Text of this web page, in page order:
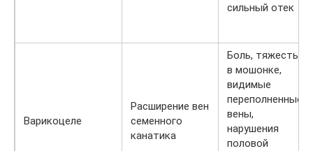
сильный отек
Варикоцеле
Расширение вен
семенного
канатика
Боль, тяжесть
в мошонке,
видимые
переполненные
вены,
нарушения
половой